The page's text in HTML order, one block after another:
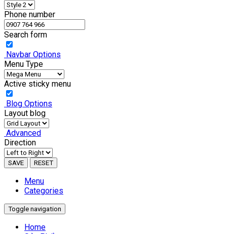
Phone number
Search form
Navbar Options
Menu Type
Active sticky menu
Blog Options
Layout blog
Advanced
Direction
SAVE RESET
Menu
Categories
Toggle navigation
Home